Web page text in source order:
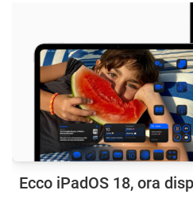
Ecco iPadOS 18, ora